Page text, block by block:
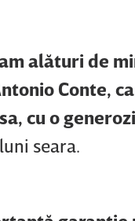
alături de
Conte,
cu o
seara.